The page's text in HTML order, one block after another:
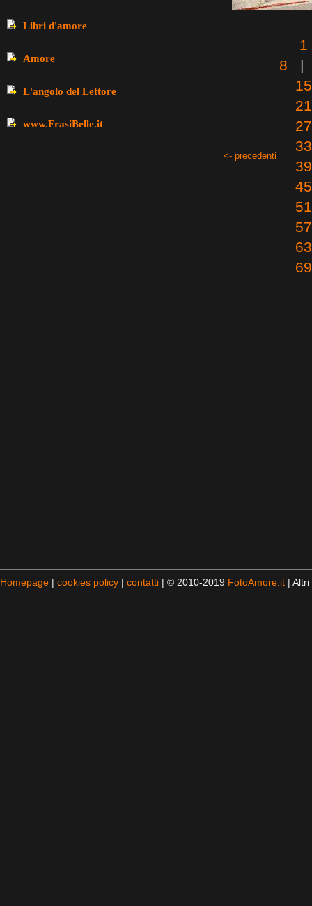
Libri d'amore
Amore
L'angolo del Lettore
www.FrasiBelle.it
<- precedenti
1
8
15
21
27
33
39
45
51
57
63
69
Homepage | cookies policy | contatti | © 2010-2019 FotoAmore.it |